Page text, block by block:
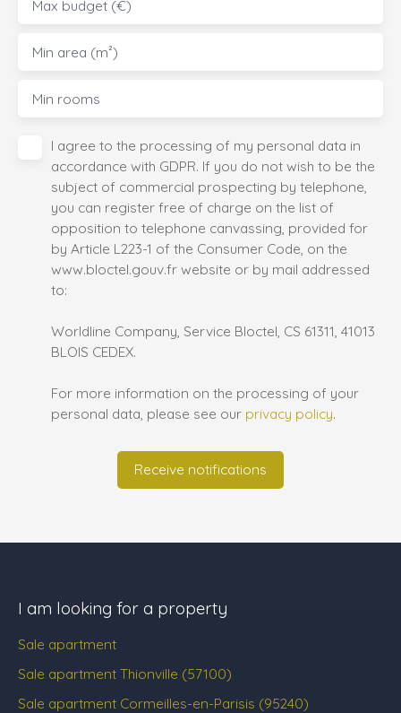
Max budget (€)
Min area (m²)
Min rooms
I agree to the processing of my personal data in
accordance with GDPR. If you do not wish to be the
subject of commercial prospecting by telephone,
you can register free of charge on the list of
opposition to telephone canvassing, provided for
by Article L223-1 of the Consumer Code, on the
www.bloctel.gouv.fr website or by mail addressed
to:
Worldline Company, Service Bloctel, CS 61311, 41013
BLOIS CEDEX.
For more information on the processing of your
personal data, please see our privacy policy.
Receive notifications
I am looking for a property
Sale apartment
Sale apartment Thionville (57100)
Sale apartment Cormeilles-en-Parisis (95240)